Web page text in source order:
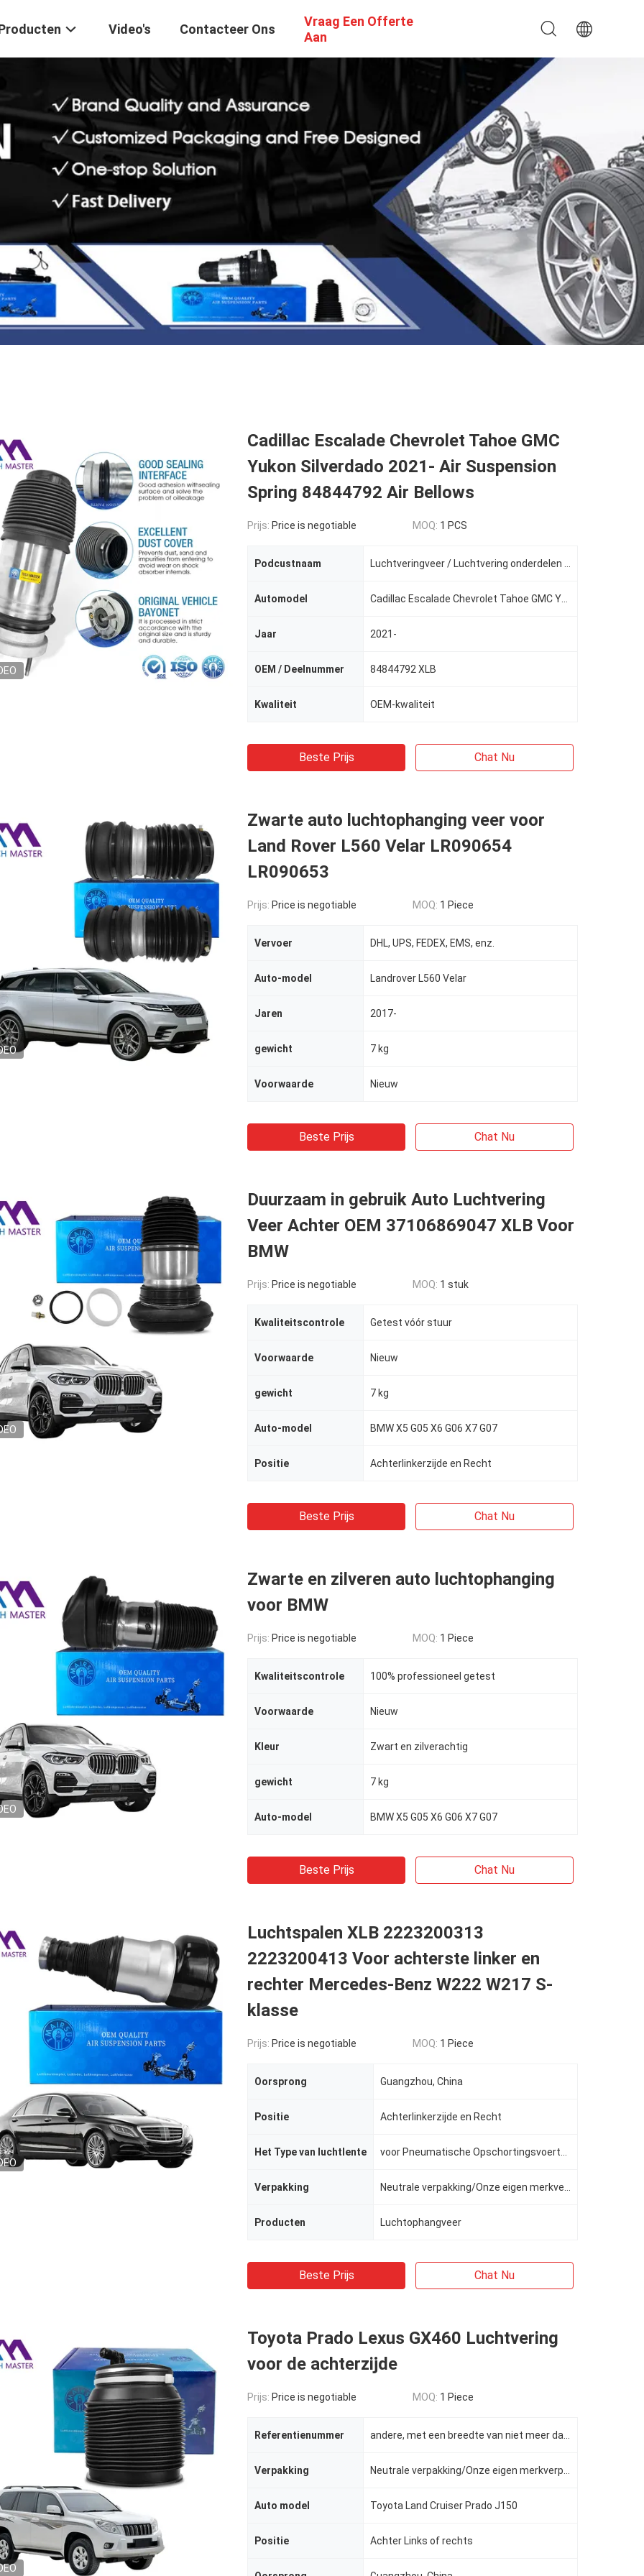
Video's Contacteer Ons
Vraag Een Offerte
Aan
Cadillac Escalade Chevrolet Tahoe GMC
Yukon Silverdado 2021- Air Suspension
Spring 84844792 Air Bellows
Prijs: Price is negotiable MOQ: 1 PCS
Podcustnaam
Automodel
Jaar 2021-
OEM / Deelnummer 84844792 XLB
Kwaliteit OEM-kwaliteit
Beste Prijs Chat Nu
Zwarte auto luchtophanging veer voor
Land Rover L560 Velar LR090654
LR090653
Prijs: Price is negotiable MOQ: 1 Piece
Vervoer DHL, UPS, FEDEX, EMS, enz.
Auto-model Landrover L560 Velar
Jaren 2017-
gewicht 7 kg
Voorwaarde Nieuw
Beste Prijs Chat Nu
Duurzaam in gebruik Auto Luchtvering
Veer Achter OEM 37106869047 XLB Voor
BMW
Prijs: Price is negotiable MOQ: 1 stuk
Kwaliteitscontrole Getest vóór stuur
Voorwaarde Nieuw
gewicht 7 kg
Auto-model BMW X5 G05 X6 G06 X7 G07
Positie Achterlinkerzijde en Recht
Beste Prijs Chat Nu
Zwarte en zilveren auto luchtophanging
voor BMW
Prijs: Price is negotiable MOQ: 1 Piece
Kwaliteitscontrole 100% professioneel getest
Voorwaarde Nieuw
Kleur Zwart en zilverachtig
gewicht 7 kg
Auto-model BMW X5 G05 X6 G06 X7 G07
Beste Prijs Chat Nu
Luchtspalen XLB 2223200313
2223200413 Voor achterste linker en
rechter Mercedes-Benz W222 W217 S-
klasse
Prijs: Price is negotiable MOQ: 1 Piece
Oorsprong Guangzhou, China
Positie Achterlinkerzijde en Recht
Het Type van luchtlente
Verpakking
Producten Luchtophangveer
Beste Prijs Chat Nu
Toyota Prado Lexus GX460 Luchtvering
voor de achterzijde
Prijs: Price is negotiable MOQ: 1 Piece
Referentienummer
Verpakking
Auto model Toyota Land Cruiser Prado J150
Positie Achter Links of rechts